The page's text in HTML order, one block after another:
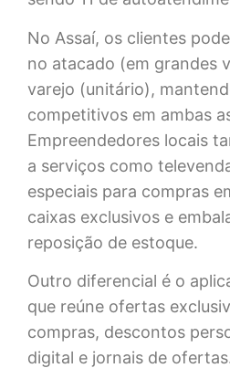
No Assaí, os clientes
no atacado (em grandes
varejo (unitário),
competitivos em ambas
Empreendedores locais
a serviços como
especiais para compras
caixas exclusivos e
reposição de estoque.
Outro diferencial é o
que reúne ofertas
compras, descontos
digital e jornais de